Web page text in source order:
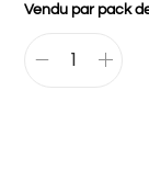
Vendu par pack